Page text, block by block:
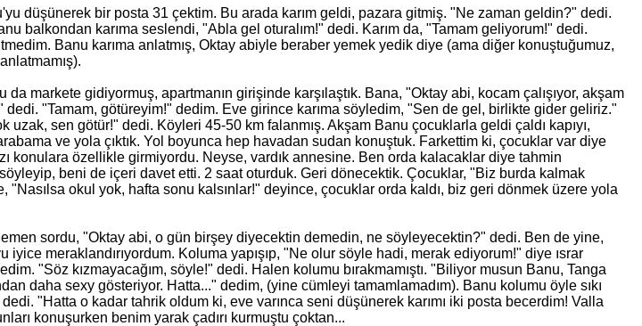
düşünerek bir posta 31 çektim. Bu arada karım geldi, pazara gitmiş. "Ne zaman geldin?" dedi.
balkondan karıma seslendi, "Abla gel oturalım!" dedi. Karım da, "Tamam geliyorum!" dedi.
Banu karıma anlatmış, Oktay abiyle beraberyemek yedik diye (ama diğer konuştuğumuz,
markete gidiyormuş, apartmanın girişinde karşılaştık. Bana, "Oktay abi, kocam çalışıyor, akşam
"Tamam, götüreyim!" dedim. Eve girince karımasöyledim, "Sen de gel, birlikte gider geliriz."
uzak, sen götür!" dedi. Köyleri 45-50 km falanmış. Akşam Banu çocuklarla geldi çaldı kapıyı,
ve yola çıktık. Yol boyunca hep havadan sudan konuştuk. Farkettim ki, çocuklar var diye
konulara özellikle girmiyordu. Neyse, vardık annesine. Ben orda kalacaklar diye tahmin
beni de içeri davet etti. 2 saat oturduk. Geri dönecektik. Çocuklar, "Biz burda kalmak
"Nasılsa okul yok, hafta sonu kalsınlar!" deyince, çocuklar orda kaldı, biz geri dönmek üzere yola
sordu, "Oktay abi, o gün birşey diyecektin demedin, ne söyleyecektin?" dedi. Ben de yine,
meraklandırıyordum. Koluma yapışıp, "Ne olur söyle hadi, merak ediyorum!" diye ısrar
"Söz kızmayacağım, söyle!" dedi. Halen kolumu bırakmamıştı. "Biliyor musun Banu, Tanga
daha sexy gösteriyor. Hatta..." dedim, (yine cümleyi tamamlamadım). Banu kolumu öyle sıkı
"Hatta o kadar tahrik oldum ki, eve varınca seni düşünerek karımı iki posta becerdim! Valla
konuşurken benim yarak çadırı kurmuştu çoktan...